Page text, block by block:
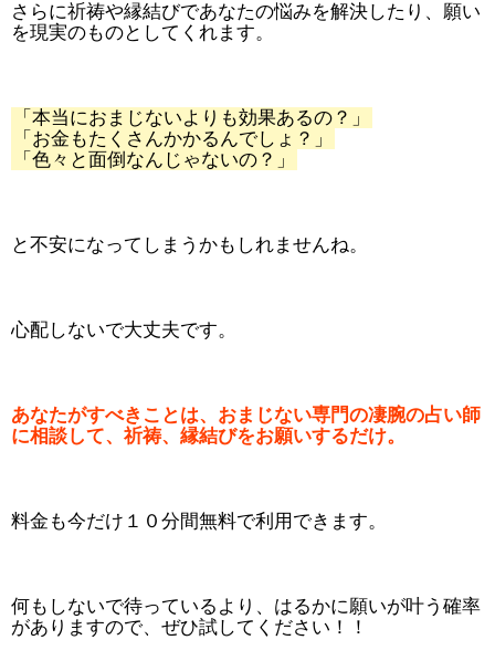
さらに祈祷や縁結びであなたの悩みを解決したり、願い
を現実のものとしてくれます。
「本当におまじないよりも効果あるの？」
「お金もたくさんかかるんでしょ？」
「色々と面倒なんじゃないの？」
と不安になってしまうかもしれませんね。
心配しないで大丈夫です。
あなたがすべきことは、おまじない専門の凄腕の占い師
に相談して、祈祷、縁結びをお願いするだけ。
料金も今だけ１０分間無料で利用できます。
何もしないで待っているより、はるかに願いが叶う確率
がありますので、ぜひ試してください！！